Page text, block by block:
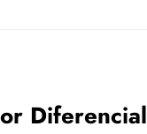
Diferencial